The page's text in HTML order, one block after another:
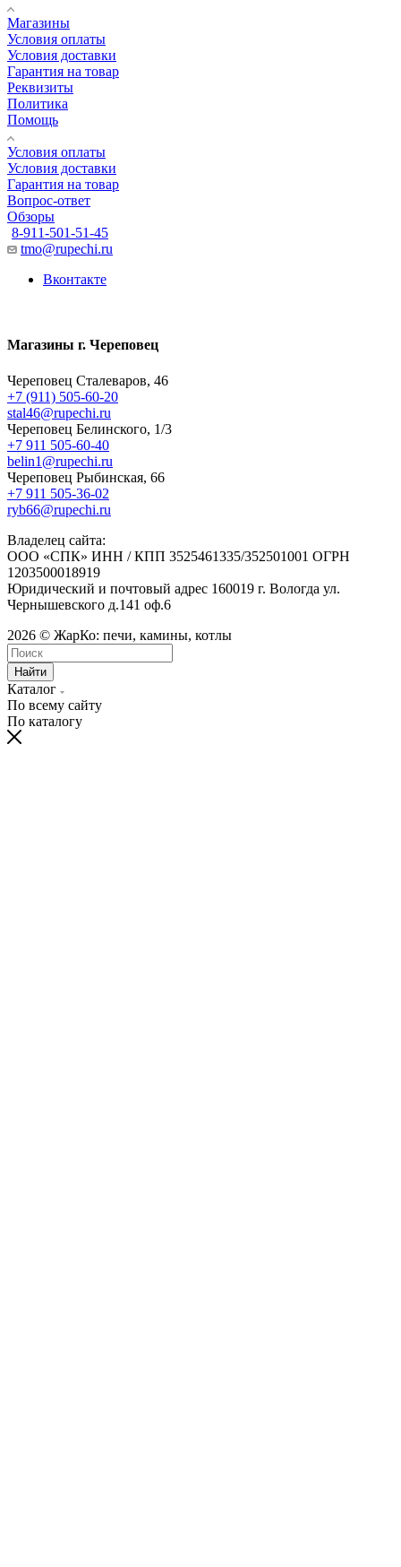
Магазины
Условия оплаты
Условия доставки
Гарантия на товар
Реквизиты
Политика
Помощь
Условия оплаты
Условия доставки
Гарантия на товар
Вопрос-ответ
Обзоры
8-911-501-51-45
tmo@rupechi.ru
Вконтакте
Магазины г. Череповец
Череповец Сталеваров, 46
+7 (911) 505-60-20
stal46@rupechi.ru
Череповец Белинского, 1/3
+7 911 505-60-40
belin1@rupechi.ru
Череповец Рыбинская, 66
+7 911 505-36-02
ryb66@rupechi.ru
Владелец сайта:
ООО «СПК» ИНН / КПП 3525461335/352501001 ОГРН
1203500018919
Юридический и почтовый адрес 160019 г. Вологда ул.
Чернышевского д.141 оф.6
2026 © ЖарКо: печи, камины, котлы
Найти
Каталог
По всему сайту
По каталогу